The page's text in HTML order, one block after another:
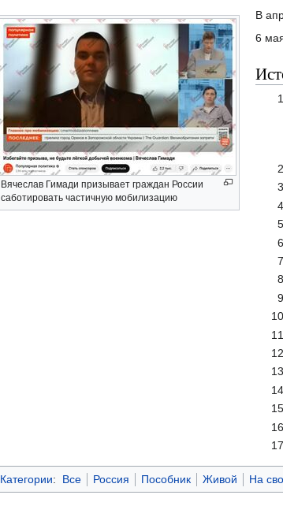
Вячеслав Гимади призывает граждан России
саботировать частичную мобилизацию
В
6
Категории: Все Россия Пособник Живой На